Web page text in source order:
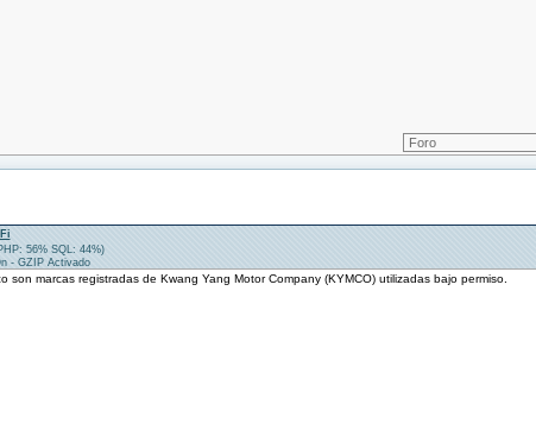
56% SQL: 44%)
- GZIP Activado
marcas registradas de Kwang Yang Motor Company (KYMCO) utilizadas bajo permiso.